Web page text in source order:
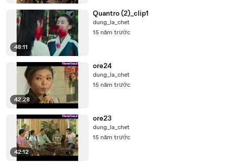
48:11
Quantro (2)_clip1
dung_la_chet
15 năm trước
42:28
ore24
dung_la_chet
15 năm trước
42:12
ore23
dung_la_chet
15 năm trước